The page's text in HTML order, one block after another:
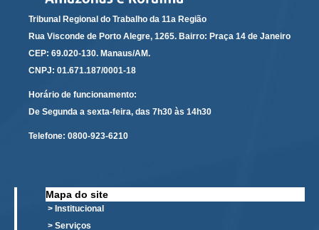
Serviços
Ação Trabalhista (Atermação)
Atermação On-line - Interior de Roraima
Atermação On-line - Interior do Amazonas
Glossário
Consulta de Pautas
Tribunal Regional do Trabalho da 11a Região
Rua Visconde de Porto Alegre, 1265. Bairro: Praça 14 de Janeiro
CEP: 69.020-130. Manaus/AM.
CNPJ: 01.671.187/0001-18
Horário de funcionamento:
De Segunda a sexta-feira, das 7h30 às 14h30
Telefone: 0800-923-6210
Mapa do site
> Institucional
> Serviços